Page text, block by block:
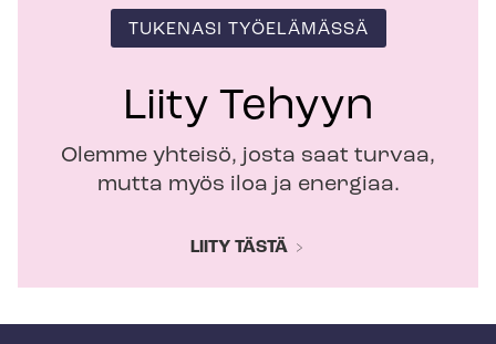
TUKENASI TYÖELÄMÄSSÄ
Liity Tehyyn
Olemme yhteisö, josta saat turvaa,
mutta myös iloa ja energiaa.
LIITY TÄSTÄ